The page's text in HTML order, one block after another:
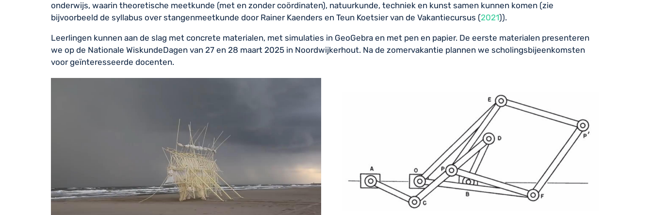
onderwijs, waarin theoretische meetkunde (met en zonder coördinaten), natuurkunde, techniek en kunst samen kunnen komen (zie
bijvoorbeeld de syllabus over stangenmeetkunde door Rainer Kaenders en Teun Koetsier van de Vakantiecursus (2021)).
Leerlingen kunnen aan de slag met concrete materialen, met simulaties in GeoGebra en met pen en papier. De eerste materialen presenteren
we op de Nationale WiskundeDagen van 27 en 28 maart 2025 in Noordwijkerhout. Na de zomervakantie plannen we scholingsbijeenkomsten
voor geïnteresseerde docenten.